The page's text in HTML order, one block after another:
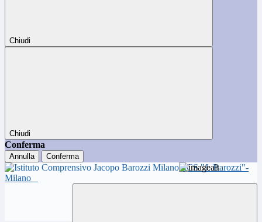
Chiudi
Chiudi
Conferma
Annulla Conferma
ICS "J. Barozzi"-
Milano